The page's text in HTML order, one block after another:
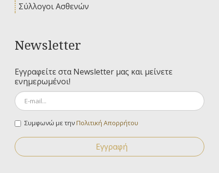
Σύλλογοι Ασθενών
Newsletter
Εγγραφείτε στα Newsletter μας και μείνετε
ενημερωμένοι!
Συμφωνώ με τηνΠολιτική Απορρήτου
Εγγραφή